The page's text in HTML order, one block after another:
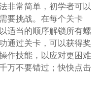
非常简单，初学者可以
要挑战。在每个关卡
适当的顺序解锁所有螺
通过关卡，可以获得奖
作技能，以应对更困难
万不要错过；快快点击